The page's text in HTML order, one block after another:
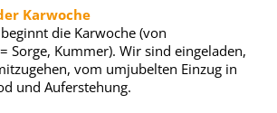
Karwoche
die Karwoche (von
Sorge, Kummer). Wir sind eingeladen,
vom umjubelten Einzug in
und Auferstehung.